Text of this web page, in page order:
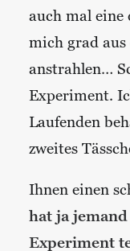
auch mal eine
mich grad aus
anstrahlen…
Experiment.
Laufenden
zweites
Ihnen einen
hat ja
Experiment